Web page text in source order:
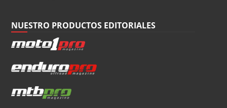
NUESTRO PRODUCTOS EDITORIALES